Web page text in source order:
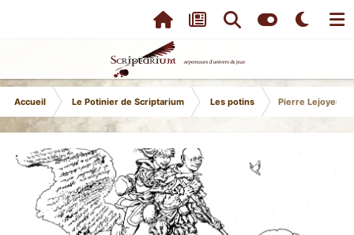
Accueil Le Potinier de Scriptarium Les potins Pierre Lejoyeux :